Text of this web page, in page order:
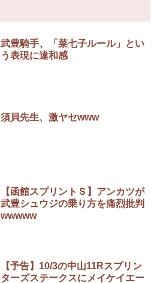
武豊騎手、「菜七子ルール」とい
う表現に違和感
須貝先生、激ヤセwww
【函館スプリントＳ】アンカツが
武豊シュウジの乗り方を痛烈批判
wwwww
【予告】10/3の中山11Rスプリン
ターズステークスにメイケイエー